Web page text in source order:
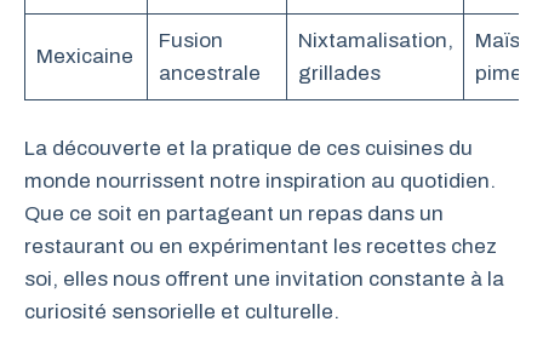
Mexicaine
Fusion
ancestrale
Nixtamalisation,
grillades
Maïs,
La découverte et la pratique de ces cuisines du
monde nourrissent notre inspiration au quotidien.
Que ce soit en partageant un repas dans un
restaurant ou en expérimentant les recettes chez
soi, elles nous offrent une invitation constante à la
curiosité sensorielle et culturelle.